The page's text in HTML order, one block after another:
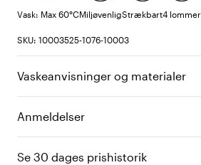
Vask: Max 60°CMiljøvenligStrækbart4 lommer
SKU: 10003525-1076-10003
Vaskeanvisninger og materialer
Anmeldelser
Se 30 dages prishistorik